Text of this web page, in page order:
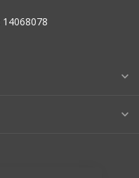
14068078